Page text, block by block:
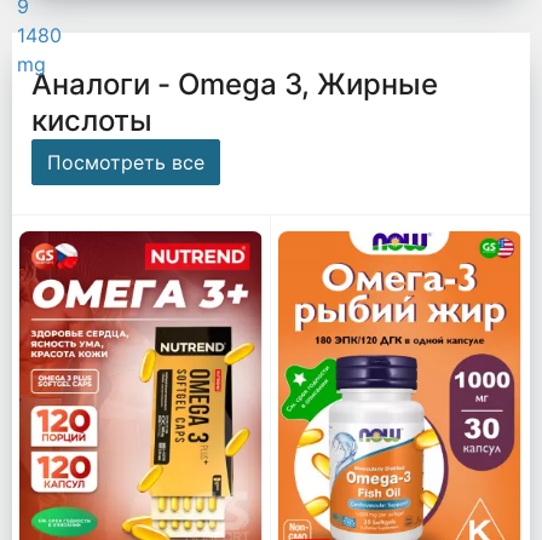
Аналоги - Omega 3, Жирные
кислоты
Посмотреть все